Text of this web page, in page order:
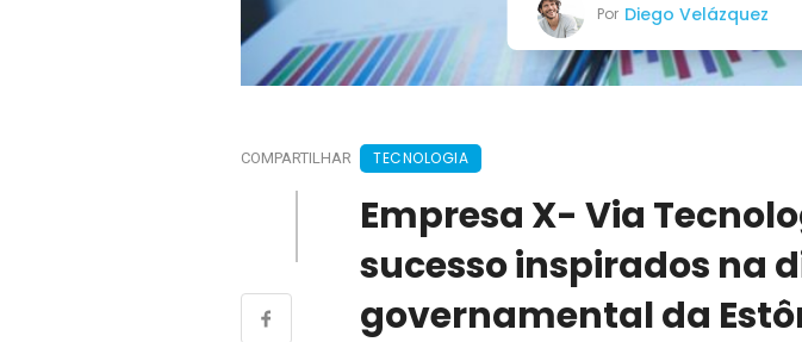
Por Diego Velázquez
COMPARTILHAR TECNOLOGIA
Empresa X- Via
sucesso inspirados na
governamental da